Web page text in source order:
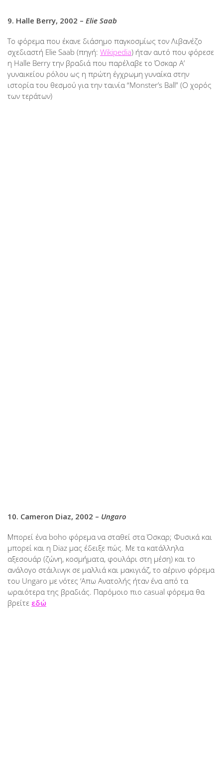
9. Halle Berry, 2002 – Elie Saab
Το φόρεμα που έκανε διάσημο παγκοσμίως τον Λιβανέζο
σχεδιαστή Elie Saab (πηγή: Wikipedia) ήταν αυτό που φόρεσε
η Halle Berry την βραδιά που παρέλαβε το Όσκαρ Α’
γυναικείου ρόλου ως η πρώτη έγχρωμη γυναίκα στην
ιστορία του θεσμού για την ταινία “Monster’s Ball” (Ο χορός
των τεράτων)
10. Cameron Diaz, 2002 – Ungaro
Μπορεί ένα boho φόρεμα να σταθεί στα Όσκαρ; Φυσικά και
μπορεί και η Diaz μας έδειξε πώς. Με τα κατάλληλα
αξεσουάρ (ζώνη, κοσμήματα, φουλάρι στη μέση) και το
ανάλογο στάιλινγκ σε μαλλιά και μακιγιάζ, το αέρινο φόρεμα
του Ungaro με νότες ‘Απω Ανατολής ήταν ένα από τα
ωραιότερα της βραδιάς. Παρόμοιο πιο casual φόρεμα θα
βρείτε εδώ